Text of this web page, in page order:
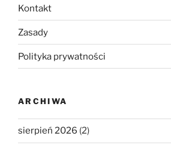
Kontakt
Zasady
Polityka prywatności
ARCHIWA
sierpień 2026 (2)